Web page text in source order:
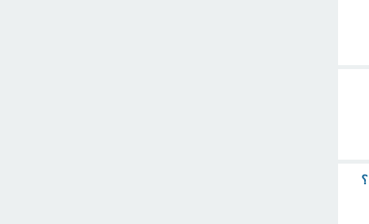
We use (should) to: (A) talk about rules (B) give advice (C) show surprise ؟